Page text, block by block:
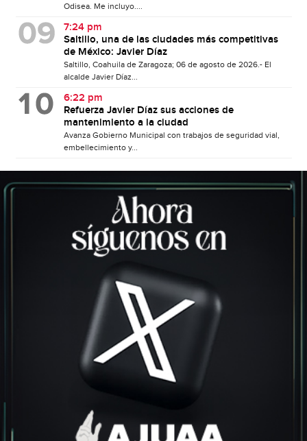
Odisea. Me incluyo....
7:24 pm
Saltillo, una de las ciudades más competitivas
de México: Javier Díaz
Saltillo, Coahuila de Zaragoza; 06 de agosto de 2026.- El
alcalde Javier Díaz...
6:22 pm
Refuerza Javier Díaz sus acciones de
mantenimiento a la ciudad
Avanza Gobierno Municipal con trabajos de seguridad vial,
embellecimiento y...